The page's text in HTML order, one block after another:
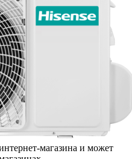
магазина и может